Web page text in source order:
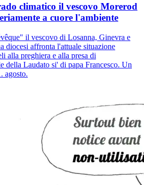
climatico il vescovo Morerod
a cuore l'ambiente
il vescovo di Losanna, Ginevra e
diocesi affronta l'attuale situazione
alla preghiera e alla presa di
della Laudato si' di papa Francesco. Un
agosto.